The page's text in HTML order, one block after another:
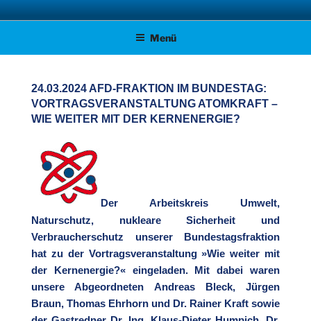
Zum
Inhalt AFD KREISVERBAND STADE
Menü
24.03.2024 AFD-FRAKTION IM BUNDESTAG:
VORTRAGSVERANSTALTUNG ATOMKRAFT –
WIE WEITER MIT DER KERNENERGIE?
Der Arbeitskreis Umwelt,
Naturschutz, nukleare Sicherheit und
Verbraucherschutz unserer Bundestagsfraktion
hat zu der Vortragsveranstaltung »Wie weiter mit
der Kernenergie?« eingeladen. Mit dabei waren
unsere Abgeordneten Andreas Bleck, Jürgen
Braun, Thomas Ehrhorn und Dr. Rainer Kraft sowie